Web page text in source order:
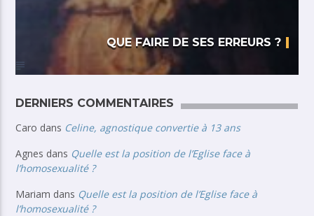
QUE FAIRE DE SES ERREURS ?
DERNIERS COMMENTAIRES
Caro dans Celine, agnostique convertie à 13 ans
Agnes dans Quelle est la position de l’Eglise face à
l’homosexualité ?
Mariam dans Quelle est la position de l’Eglise face à
l’homosexualité ?